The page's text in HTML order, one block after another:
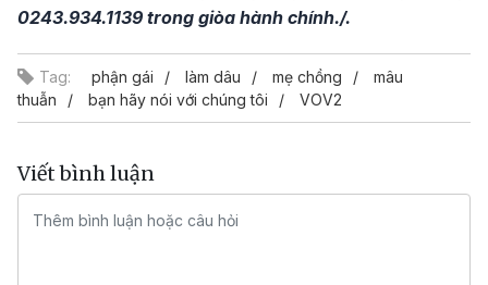
0243.934.1139 trong giòa hành chính./.
Tag: phận gái làm dâu mẹ chồng
mâu
thuẫn
bạn hãy nói với chúng tôi VOV2
Viết bình luận